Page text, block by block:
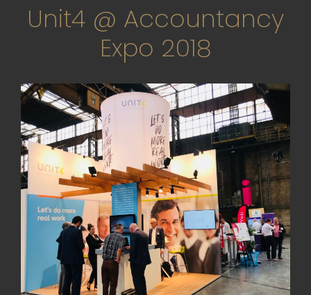
Unit4 @ Accountancy
Expo 2018